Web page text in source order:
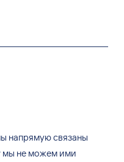
напрямую связаны
мы не можем ими